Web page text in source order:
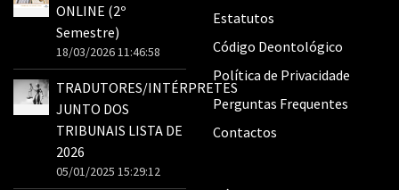
ONLINE (2º
Semestre)
18/03/2026 11:46:58
TRADUTORES/INTÉRPRETES
JUNTO DOS
TRIBUNAIS LISTA DE
2026
05/01/2025 15:29:12
Estatutos
Código Deontológico
Política de Privacidade
Perguntas Frequentes
Contactos